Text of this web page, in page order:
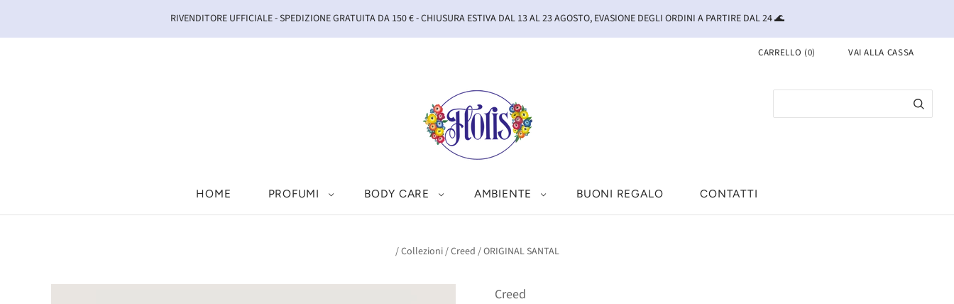
RIVENDITORE UFFICIALE - SPEDIZIONE GRATUITA DA 150 € - CHIUSURA ESTIVA DAL 13 AL 23 AGOSTO, EVASIONE DEGLI ORDINI A PARTIRE DAL 24 🌊
CARRELLO (0) VAI ALLA CASSA
HOME PROFUMI BODY CARE AMBIENTE BUONI REGALO CONTATTI
/Collezioni/Creed /ORIGINAL SANTAL
Creed